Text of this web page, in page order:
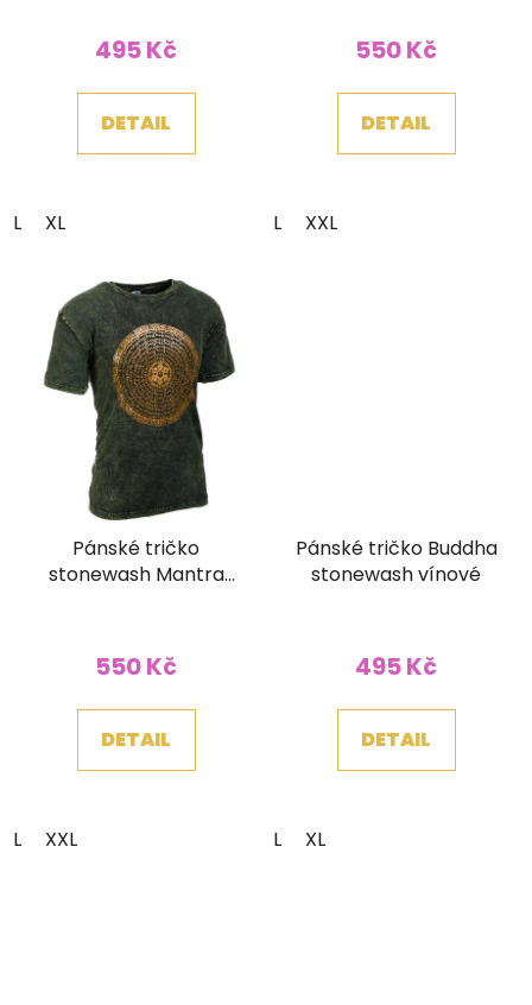
495 Kč
DETAIL
L XL
550 Kč
DETAIL
L XXL
Pánské tričko
stonewash Mantra
550 Kč
DETAIL
L XXL
Pánské tričko Buddha
stonewash vínové
495 Kč
DETAIL
L XL